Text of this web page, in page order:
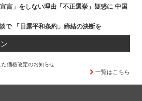
言」をしない理由「不正選挙」疑惑に 中国
で 「日露平和条約」締結の決断を
価格改定のお知らせ
一覧はこちら